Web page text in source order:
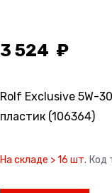
3 524
Rolf Exclusive 5W-
пластик (106364)
На складе > 16 шт. Код